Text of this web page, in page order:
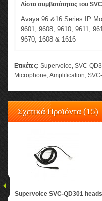
Λίστα συμβατότητας του
Avaya 96 &16 Series IP
9601, 9608, 9610, 9611,
9670, 1608 & 1616
Ετικέτες: Supervoice, SVC-
Microphone,Amplification,
Σχετικά Προϊόντα (15)
Supervoice SVC-QD301